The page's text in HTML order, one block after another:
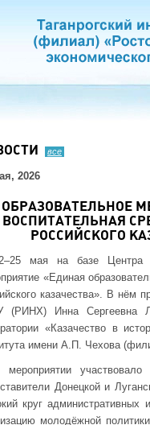
все
2026
ОБРАЗОВАТЕЛЬНОЕ
ВОСПИТАТЕЛЬНАЯ
РОССИЙСКОГО
мая на базе Центра
«Единая
казачества». В нём
(РИНХ) Инна Сергеевна
«Казачество в
имени А.П. Чехова
мероприятии
Донецкой и
круг административных
молодёжной